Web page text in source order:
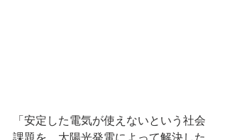
「安定した電気が使えないという社会